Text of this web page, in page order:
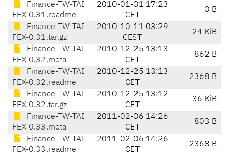
Finance-TW-TAI
FEX-0.31.readme
2010-01-01 17:23
CET
0 B
Finance-TW-TAI
FEX-0.31.tar.gz
2010-10-11 03:29
CEST
24 KiB
Finance-TW-TAI
FEX-0.32.meta
2010-12-25 13:13
CET
862 B
Finance-TW-TAI
FEX-0.32.readme
2010-12-25 13:13
CET
2368 B
Finance-TW-TAI
FEX-0.32.tar.gz
2010-12-25 13:12
CET
36 KiB
Finance-TW-TAI
FEX-0.33.meta
2011-02-06 14:26
CET
803 B
Finance-TW-TAI
FEX-0.33.readme
2011-02-06 14:26
CET
2368 B